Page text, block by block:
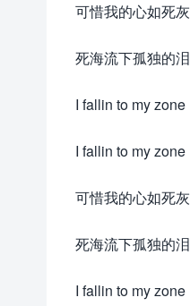
可惜我的心如死灰
死海流下孤独的泪
I fallin to my zone
I fallin to my zone
可惜我的心如死灰
死海流下孤独的泪
I fallin to my zone